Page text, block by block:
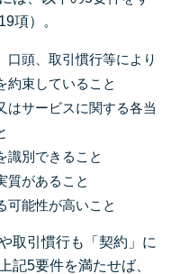
項）。
口頭、取引慣行等により
約束していること
はサービスに関する各当
識別できること
質があること
可能性が高いこと
取引慣行も「契約」に
記5要件を満たせば、